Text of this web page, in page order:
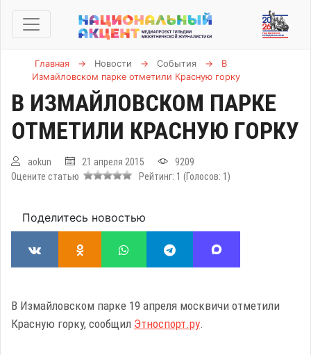
Главная → Новости → События →
В
Измайловском парке отметили Красную горку
В ИЗМАЙЛОВСКОМ ПАРКЕ
ОТМЕТИЛИ КРАСНУЮ ГОРКУ
aokun 21 апреля 2015
9209
Оцените статью
Рейтинг: 1 (Голосов: 1 )
Поделитесь новостью
В Измайловском парке 19 апреля москвичи отметили
Красную горку, сообщил Этноспорт.ру.